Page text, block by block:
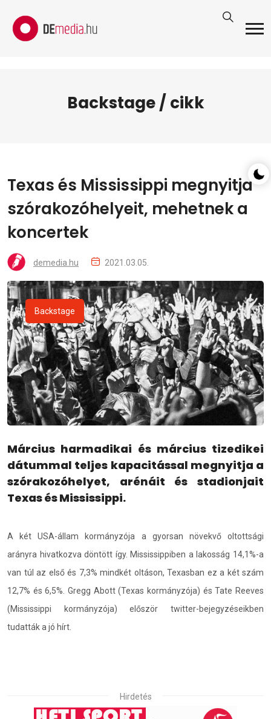
Backstage / cikk
Texas és Mississippi megnyitja
szórakozóhelyeit, mehetnek a
koncertek
demedia.hu 2021.03.05.
Backstage
Március harmadikai és március tizedikei
dátummal teljes kapacitással megnyitja a
szórakozóhelyet, arénáit és stadionjait
Texas és Mississippi.
A két USA-állam kormányzója a gyorsan növekvő oltottsági
arányra hivatkozva döntött így. Mississippiben a lakosság 14,1%-a
van túl az első és 7,3% mindkét oltáson, Texasban ez a két szám
12,7% és 6,5%. Gregg Abott (Texas kormányzója) és Tate Reeves
(Mississippi kormányzója) először twitter-bejegyzéseikben
tudatták a jó hírt.
Hirdetés